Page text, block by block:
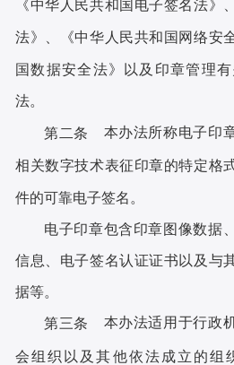
《中华人民共和国电子签名法》
法》、《中华人民共和国网络安
国数据安全法》以及印章管理
法。
第二条 本办法所称电子印
相关数字技术表征印章的特定格
件的可靠电子签名。
电子印章包含印章图像数据
信息、电子签名认证证书以及与
据等。
第三条 本办法适用于行政
会组织以及其他依法成立的组